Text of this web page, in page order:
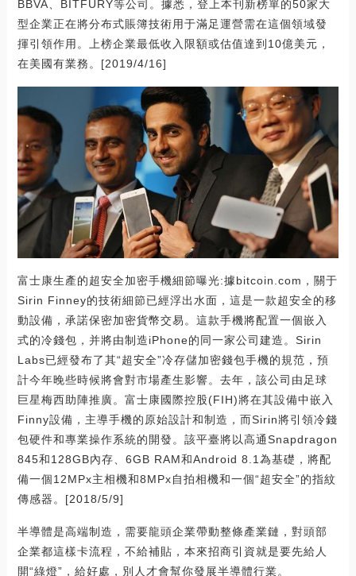
BBVA、BITFURY等公司。據悉，登上本刊新榜單的50家大
型企業正在將分布式賬簿技術用于滿足運營需在這個領域發
揮引領作用。上榜企業最低收入限額或估值達到10億美元，
在美國有業務。[2019/4/16]
富士康生產的超安全加密手機細節曝光:據bitcoin.com，關于
Sirin Finney的技術細節已經浮出水面，這是一款超安全的移
動設備，承諾保密加密貨幣交易。這款手機將配置一個嵌入
式的冷錢包，并將由制造iPhone的同一家公司建造。Sirin
Labs已經發布了其“超安全”冷存儲加密錢包手機的規范，預
計今年晚些時候將會對市場產生影響。去年，該公司由足球
巨星梅西助陣推廣。富士康國際控股(FIH)將在其設備中嵌入
Finny設備，主導手機的原始設計和制造，而Sirin將引領冷錢
包硬件和專業操作系統的開發。該平臺將以高通Snapdragon
845和128GB內存、6GB RAM和Android 8.1為基礎，將配
備一個12MPx主相機和8MPx自拍相機和一個“超安全”的指紋
傳感器。[2018/5/9]
半導體是高端制造，需要龍頭企業帶動整條產業鏈，對頭部
企業都這樣卡流程，不給補貼，本來招商引資就是要先給人
開“綠燈”，給好處，別人才會幫你發展半導體行業。